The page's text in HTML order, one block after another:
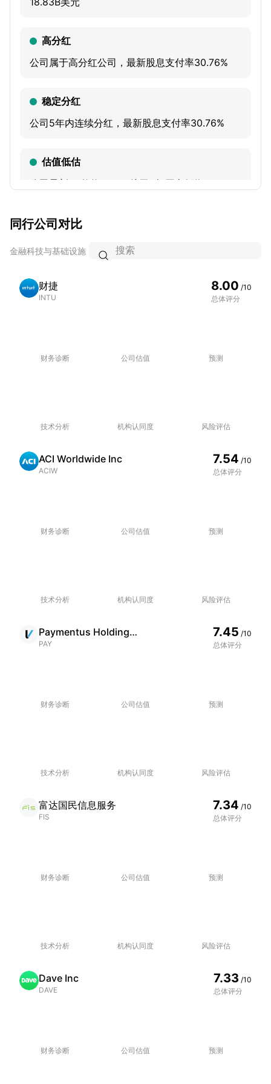
高分红
公司属于高分红公司，最新股息支付率30.76%
稳定分红
公司5年内连续分红，最新股息支付率30.76%
估值低估
公司最新PB估值4.28，处于3年历史低位
机构减仓
最新机构持股252.36M股，环比减少3.22%
阿尔·戈尔持仓
明星投资者阿尔·戈尔持仓，最新持仓市值1.15M
近期活跃度降低，过去20天平均换手率0.60
同行公司对比
金融科技与基础设施 
财捷
INTU
8.00 /10
总体评分
财务诊断 公司估值 预测
技术分析 机构认同度 风险评估
ACI Worldwide Inc
ACIW
7.54 /10
总体评分
财务诊断 公司估值 预测
技术分析 机构认同度 风险评估
Paymentus Holdings Inc
PAY
7.45 /10
总体评分
财务诊断 公司估值 预测
技术分析 机构认同度 风险评估
富达国民信息服务
FIS
7.34 /10
总体评分
财务诊断 公司估值 预测
技术分析 机构认同度 风险评估
Dave Inc
DAVE
7.33 /10
总体评分
财务诊断 公司估值 预测